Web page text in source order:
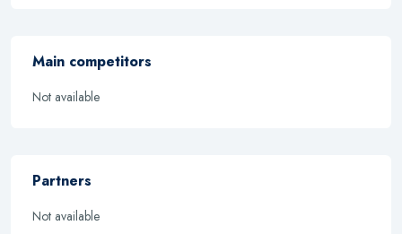
Main competitors
Not available
Partners
Not available